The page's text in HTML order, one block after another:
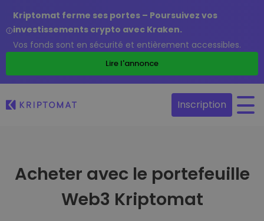
Kriptomat ferme ses portes – Poursuivez vos
investissements crypto avec Kraken.
Vos fonds sont en sécurité et entièrement accessibles.
Lire l'annonce
Inscription
Acheter avec le portefeuille
Web3 Kriptomat